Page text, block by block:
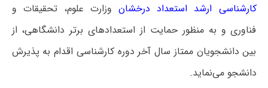
کارشناسی ارشد استعداد درخشانوزارت علوم، تحقیقات و
فناوری و به منظور حمایت از استعدادهای برتر دانشگاهی، از
بین دانشجویان ممتاز سال آخر دوره‌ کارشناسی اقدام به پذیرش
دانشجو می‌نماید.